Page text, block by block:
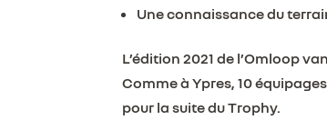
Une connaissance du
L’édition 2021 de l’Omloop
Comme à Ypres, 10
pour la suite du Trophy.